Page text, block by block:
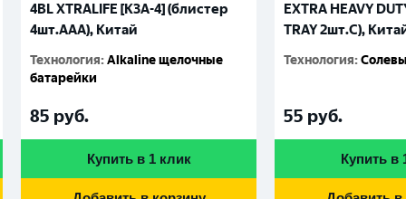
4BL XTRALIFE [K3A-4] (блистер
4шт.AАА), Китай
Технология:Alkaline щелочные
батарейки
85 руб.
Купить в 1 клик
EXTRA HEAVY
TRAY 2шт.C),
Технология:
55 руб.
Купить в